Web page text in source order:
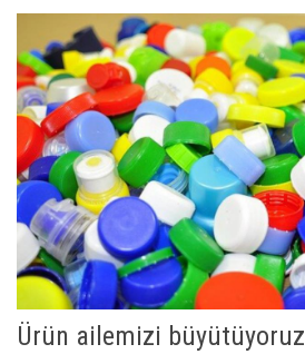
Ürün ailemizi büyütüyoruz